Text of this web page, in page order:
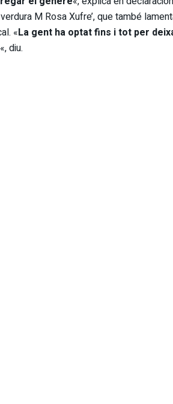
M Rosa Xufre’, que també
«La gent ha optat fins i tot per
«, diu.